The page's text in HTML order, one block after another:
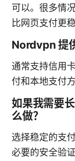
可以。很多情
比网页支付更
Nordvpn 提
通常支持信用
付和本地支付
如果我需要
么做？
选择稳定的支
必要的安全验